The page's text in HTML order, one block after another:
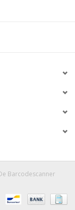
Barcodescanner